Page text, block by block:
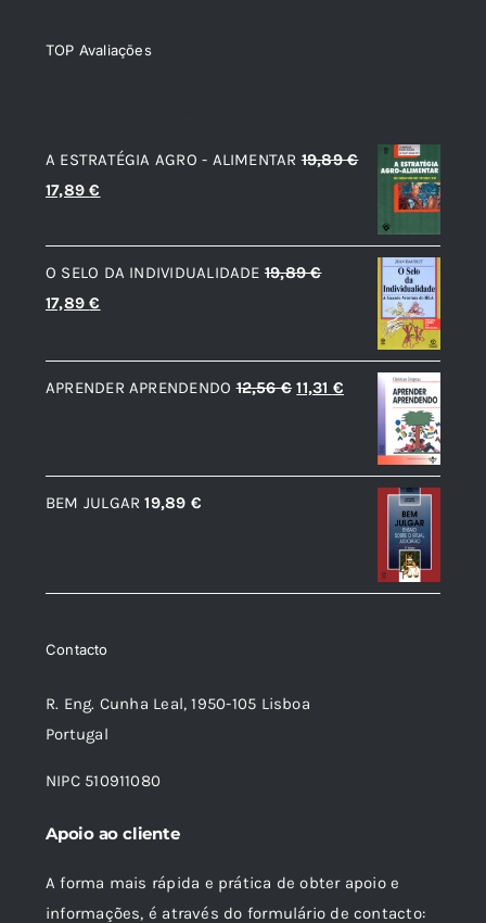
TOP Avaliações
A ESTRATÉGIA AGRO - ALIMENTAR 19,89€
O
original
era:
19,89 €.
17,89€
atual
é:
17,89 €.
O SELO DA INDIVIDUALIDADE 19,89€
O
original
era:
17,89€
atual
é:
APRENDER APRENDENDO 12,56€ O
era:
11,31 €O
atual
é:
11,31 €.
BEM JULGAR 19,89 €
Contacto
R. Eng. Cunha Leal, 1950-105 Lisboa
Portugal
NIPC 510911080
Apoio ao cliente
A forma mais rápida e prática de obter apoio e
informações, é através do formulário de contacto: